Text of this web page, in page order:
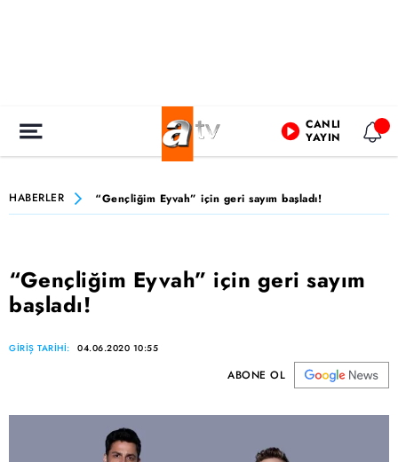
CANLI
YAYIN
HABERLER “Gençliğim Eyvah” için geri sayım başladı!
“Gençliğim Eyvah” için geri sayım
başladı!
GİRİŞ TARİHİ: 04.06.2020 10:55
ABONE OL